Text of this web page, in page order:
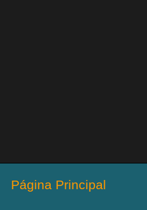
Página Principal